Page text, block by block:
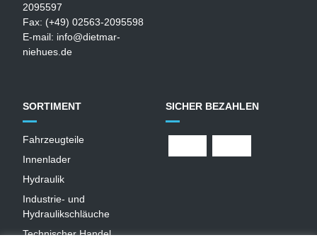
2095597
Fax: (+49) 02563-2095598
E-mail: info@dietmar-
niehues.de
SORTIMENT
Fahrzeugteile
Innenlader
Hydraulik
Industrie- und
Hydraulikschläuche
Technischer Handel
SICHER BEZAHLEN